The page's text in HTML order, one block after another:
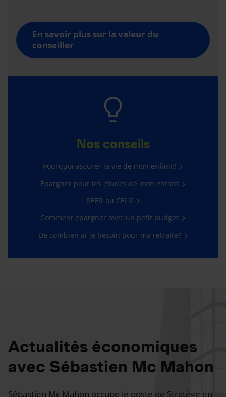
En savoir plus sur la valeur du
conseiller
Nos conseils
Pourquoi assurer la vie de mon enfant?
Épargner pour les études de mon enfant
REER ou CELI?
Comment épargner avec un petit budget
De combien ai-je besoin pour ma retraite?
Actualités économiques
avec Sébastien Mc Mahon
Sébastien Mc Mahon occupe le poste de Stratège en